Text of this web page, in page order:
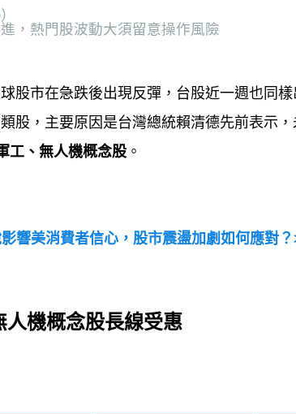
）
，熱門股波動大須留意操作風險
股市在急跌後出現反彈，台股近一週也同樣
股，主要原因是台灣總統賴清德先前表示
工、無人機概念股。
響美消費者信心，股市震盪加劇如何應對？
人機概念股長線受惠